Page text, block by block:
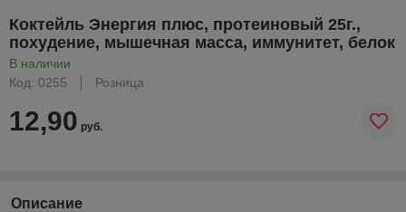
Коктейль Энергия плюс, протеиновый 25г.,
похудение, мышечная масса, иммунитет, белок
В наличии
Код: 0255
Розница
12,90 руб.
Описание